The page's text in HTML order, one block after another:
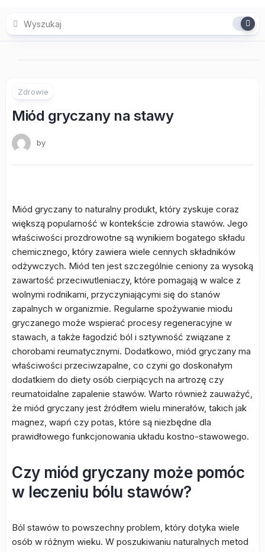
content
Zdrowie
Miód gryczany na stawy
by
Miód gryczany to naturalny produkt, który zyskuje coraz
większą popularność w kontekście zdrowia stawów. Jego
właściwości prozdrowotne są wynikiem bogatego składu
chemicznego, który zawiera wiele cennych składników
odżywczych. Miód ten jest szczególnie ceniony za wysoką
zawartość przeciwutleniaczy, które pomagają w walce z
wolnymi rodnikami, przyczyniającymi się do stanów
zapalnych w organizmie. Regularne spożywanie miodu
gryczanego może wspierać procesy regeneracyjne w
stawach, a także łagodzić ból i sztywność związane z
chorobami reumatycznymi. Dodatkowo, miód gryczany ma
właściwości przeciwzapalne, co czyni go doskonałym
dodatkiem do diety osób cierpiących na artrozę czy
reumatoidalne zapalenie stawów. Warto również zauważyć,
że miód gryczany jest źródłem wielu minerałów, takich jak
magnez, wapń czy potas, które są niezbędne dla
prawidłowego funkcjonowania układu kostno-stawowego.
Czy miód gryczany może pomóc
w leczeniu bólu stawów?
Ból stawów to powszechny problem, który dotyka wiele
osób w różnym wieku. W poszukiwaniu naturalnych metod